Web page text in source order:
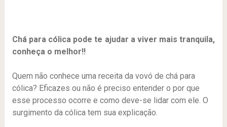
Chá para cólica pode te ajudar a viver mais tranquila,
conheça o melhor!!
Quem não conhece uma receita da vovó de chá para
cólica? Eficazes ou não é preciso entender o por que
esse processo ocorre e como deve-se lidar com ele. O
surgimento da cólica tem sua explicação.